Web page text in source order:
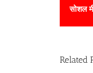
सोशल
Related